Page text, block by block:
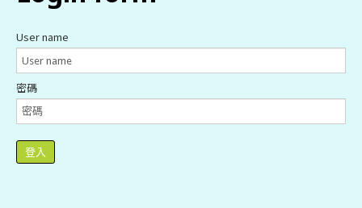
User name
密碼
登入